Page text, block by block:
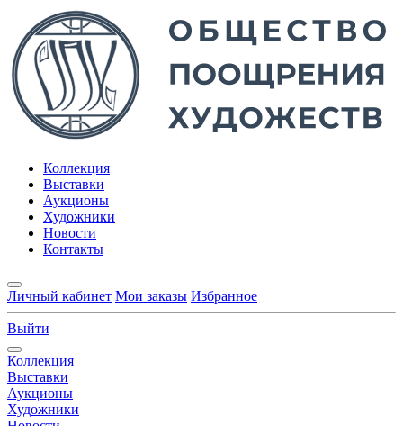
Коллекция
Выставки
Аукционы
Художники
Новости
Контакты
Личный кабинет Мои заказы Избранное
Выйти
Коллекция
Выставки
Аукционы
Художники